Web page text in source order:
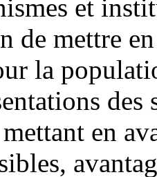
et
de mettre
la
en